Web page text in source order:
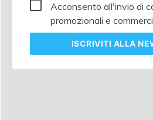
Acconsento all'invio di
promozionali e
ISCRIVITI ALLA